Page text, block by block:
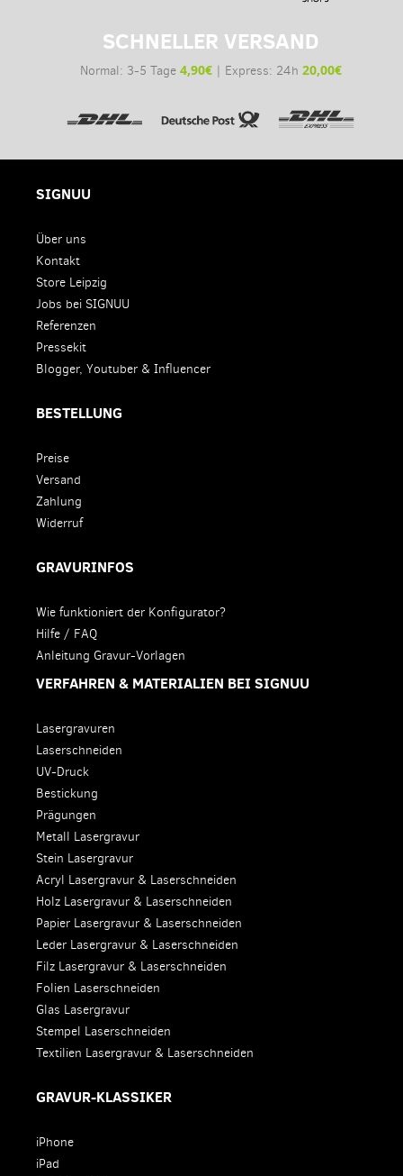
SCHNELLER VERSAND
Normal: 3-5 Tage 4,90€| Express: 24h 20,00€
SIGNUU
Über uns
Kontakt
Store Leipzig
Jobs bei SIGNUU
Referenzen
Pressekit
Blogger, Youtuber & Influencer
BESTELLUNG
Preise
Versand
Zahlung
Widerruf
GRAVURINFOS
Wie funktioniert der Konfigurator?
Hilfe / FAQ
Anleitung Gravur-Vorlagen
VERFAHREN & MATERIALIEN BEI SIGNUU
Lasergravuren
Laserschneiden
UV-Druck
Bestickung
Prägungen
Metall Lasergravur
Stein Lasergravur
Acryl Lasergravur & Laserschneiden
Holz Lasergravur & Laserschneiden
Papier Lasergravur & Laserschneiden
Leder Lasergravur & Laserschneiden
Filz Lasergravur & Laserschneiden
Folien Laserschneiden
Glas Lasergravur
Stempel Laserschneiden
Textilien Lasergravur & Laserschneiden
GRAVUR-KLASSIKER
iPhone
iPad